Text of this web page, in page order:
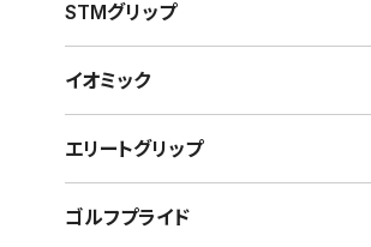
STMグリップ
イオミック
エリートグリップ
ゴルフプライド